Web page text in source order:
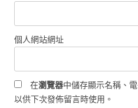
個人網站網址
在瀏覽器中儲存顯示名稱、
以供下次發佈留言時使用。